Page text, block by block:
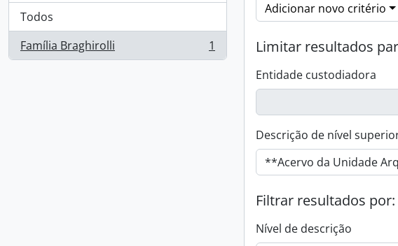
Todos
Família Braghirolli
, 1 resultados 1
Adicionar novo critério
Limitar resultados
Entidade custodiadora
Descrição de nível
Filtrar resultados por:
Nível de descrição